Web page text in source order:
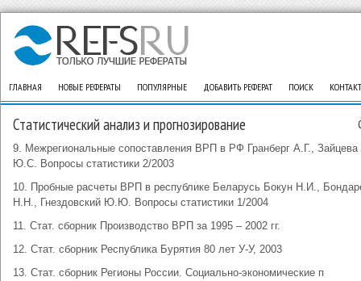
ГЛАВНАЯ НОВЫЕ РЕФЕРАТЫ ПОПУЛЯРНЫЕ ДОБАВИТЬ РЕФЕРАТ ПОИСК
Статистический анализ и прогнозирование
9. Межрегиональные сопоставления ВРП в РФ Гранберг А.Г., Зайцева
Ю.С. Вопросы статистики 2/2003
10. Пробные расчеты ВРП в республике Беларусь Бокун Н.И.,
Н.Н., Гнездовский Ю.Ю. Вопросы статистики 1/2004
11. Стат. сборник Производство ВРП за 1995 – 2002 гг.
12. Стат. сборник Республика Бурятия 80 лет У-У, 2003
13. Стат. сборник Регионы России. Социально-экономические п